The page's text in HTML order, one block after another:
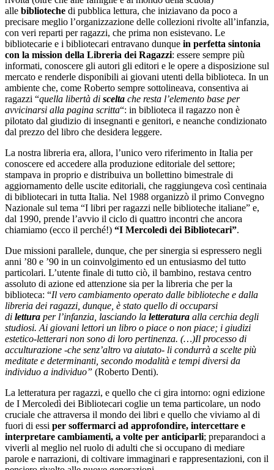
alle biblioteche di pubblica lettura, che iniziavano da poco a
precisare meglio l’organizzazione delle collezioni rivolte all’infanzia,
con veri reparti per ragazzi, che prima non esistevano. Le
bibliotecarie e i bibliotecari entravano dunque in perfetta sintonia
con la mission della Libreria dei Ragazzi: essere sempre più
informati, conoscere gli autori gli editori e le opere a disposizione sul
mercato e renderle disponibili ai giovani utenti della biblioteca. In un
ambiente che, come Roberto sempre sottolineava, consentiva ai
ragazzi “quella libertà di scelta che resta l’elemento base per
avvicinarsi alla pagina scritta“: in biblioteca il ragazzo non è
pilotato dal giudizio di insegnanti e genitori, e neanche condizionato
dal prezzo del libro che desidera leggere.
La nostra libreria era, allora, l’unico vero riferimento in Italia per
conoscere ed accedere alla produzione editoriale del settore;
stampava in proprio e distribuiva un bollettino bimestrale di
aggiornamento delle uscite editoriali, che raggiungeva così centinaia
di bibliotecari in tutta Italia. Nel 1988 organizzò il primo Convegno
Nazionale sul tema “I libri per ragazzi nelle biblioteche italiane” e,
dal 1990, prende l’avvio il ciclo di quattro incontri che ancora
chiamiamo (ecco il perché!) “I Mercoledì dei Bibliotecari”.
Due missioni parallele, dunque, che per sinergia si espressero negli
anni ’80 e ’90 in un coinvolgimento ed un entusiasmo del tutto
particolari. L’utente finale di tutto ciò, il bambino, restava centro
assoluto di azione ed attenzione sia per la libreria che per la
biblioteca: “Il vero cambiamento operato dalle biblioteche e dalla
libreria dei ragazzi, dunque, è stato quello di occuparsi
di lettura per l’infanzia, lasciando la letteratura alla cerchia degli
studiosi. Ai giovani lettori un libro o piace o non piace; i giudizi
estetico-letterari non sono di loro pertinenza. (…)Il processo di
acculturazione -che senz’altro va aiutato- li condurrà a scelte più
meditate e determinanti, secondo modalità e tempi diversi da
individuo a individuo” (Roberto Denti).
La letteratura per ragazzi, e quello che ci gira intorno: ogni edizione
de I Mercoledì dei Bibliotecari coglie un tema particolare, un nodo
cruciale che attraversa il mondo dei libri e quello che viviamo al di
fuori di essi per soffermarci ad approfondire, intercettare e
interpretare cambiamenti, a volte per anticiparli; preparandoci a
viverli al meglio nel ruolo di adulti che si occupano di mediare
parole e narrazioni, di coltivare immaginari e rappresentazioni, con il